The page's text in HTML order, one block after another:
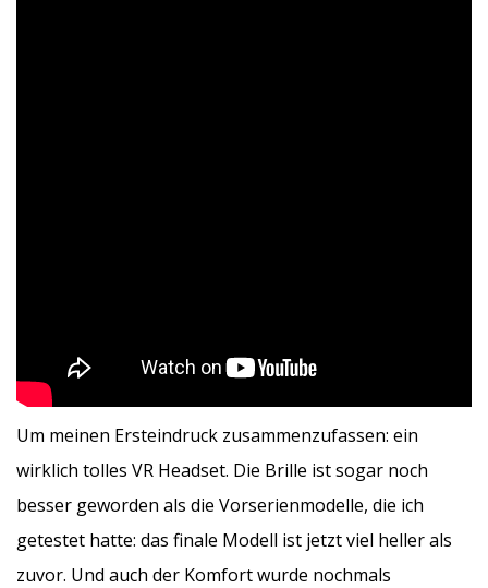
Um meinen Ersteindruck zusammenzufassen: ein
wirklich tolles VR Headset. Die Brille ist sogar noch
besser geworden als die Vorserienmodelle, die ich
getestet hatte: das finale Modell ist jetzt viel heller als
zuvor. Und auch der Komfort wurde nochmals